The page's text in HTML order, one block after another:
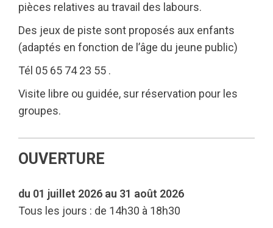
pièces relatives au travail des labours.
Des jeux de piste sont proposés aux enfants
(adaptés en fonction de l’âge du jeune public)
Tél 05 65 74 23 55 .
Visite libre ou guidée, sur réservation pour les
groupes.
OUVERTURE
du 01 juillet 2026 au 31 août 2026
Tous les jours : de 14h30 à 18h30